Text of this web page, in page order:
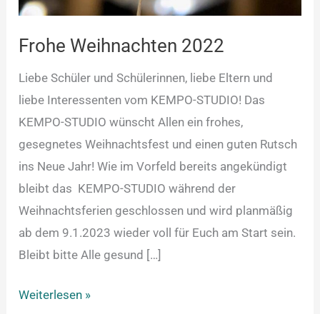
Frohe Weihnachten 2022
Liebe Schüler und Schülerinnen, liebe Eltern und
liebe Interessenten vom KEMPO-STUDIO! Das
KEMPO-STUDIO wünscht Allen ein frohes,
gesegnetes Weihnachtsfest und einen guten Rutsch
ins Neue Jahr! Wie im Vorfeld bereits angekündigt
bleibt das KEMPO-STUDIO während der
Weihnachtsferien geschlossen und wird planmäßig
ab dem 9.1.2023 wieder voll für Euch am Start sein.
Bleibt bitte Alle gesund […]
Weiterlesen »